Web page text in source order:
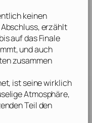
keinen
erzählt
auf das Finale
und auch
zusammen
ist seine wirklich
Atmosphäre,
Teil den